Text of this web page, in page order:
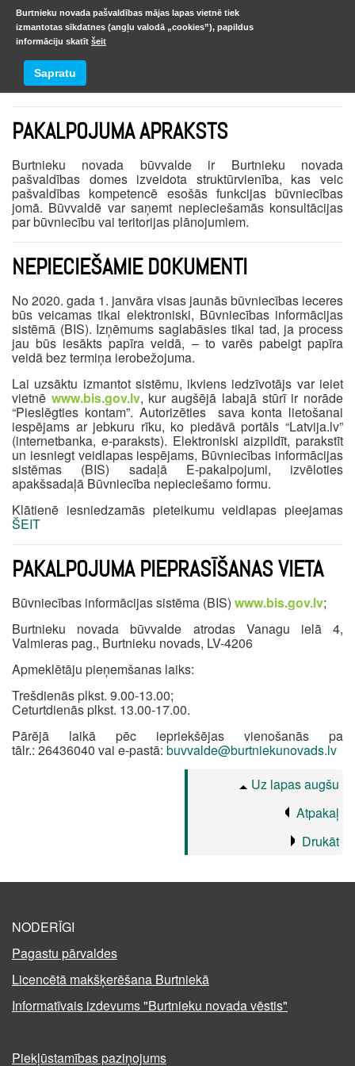
Būvniecības iesniegumu veidlapas
PAKALPOJUMA APRAKSTS
Burtnieku novada būvvalde ir Burtnieku novada
pašvaldības domes izveidota struktūrvienība, kas veic
pašvaldības kompetencē esošās funkcijas būvniecības
jomā. Būvvaldē var saņemt nepieciešamās konsultācijas
par būvniecību vai teritorijas plānojumiem.
NEPIECIEŠAMIE DOKUMENTI
No 2020. gada 1. janvāra visas jaunās būvniecības ieceres
būs veicamas tikai elektroniski, Būvniecības informācijas
sistēmā (BIS). Izņēmums saglabāsies tikai tad, ja process
jau būs iesākts papīra veidā, – to varēs pabeigt papīra
veidā bez termiņa ierobežojuma.
Lai uzsāktu izmantot sistēmu, ikviens iedzīvotājs var ieiet
vietnē www.bis.gov.lv, kur augšējā labajā stūrī ir norāde
“Pieslēgties kontam”. Autorizēties sava konta lietošanai
iespējams ar jebkuru rīku, ko piedāvā portāls “Latvija.lv”
(internetbanka, e-paraksts). Elektroniski aizpildīt, parakstīt
un iesniegt veidlapas iespējams, Būvniecības informācijas
sistēmas (BIS) sadaļā E-pakalpojumi, izvēloties
apakšsadaļā Būvniecība nepieciešamo formu.
Klātienē iesniedzamās pieteikumu veidlapas pieejamas
ŠEIT
PAKALPOJUMA PIEPRASĪŠANAS VIETA
Būvniecības informācijas sistēma (BIS) www.bis.gov.lv;
Burtnieku novada būvvalde atrodas Vanagu ielā 4,
Valmieras pag., Burtnieku novads, LV-4206
Apmeklētāju pieņemšanas laiks:
Trešdienās plkst. 9.00-13.00;
Ceturtdienās plkst. 13.00-17.00.
Pārējā laikā pēc iepriekšējas vienošanās pa
tālr.: 26436040 vai e-pastā: buvvalde@burtniekunovads.lv
Uz lapas augšu
Atpakaļ
Drukāt
NODERĪGI
Pagastu pārvaldes
Licencētā makšķerēšana Burtniekā
Informatīvais izdevums "Burtnieku novada vēstis"
Piekļūstamības paziņojums
Burtnieku novada pašvaldības mājas lapas vietnē tiek
izmantotas sīkdatnes (angļu valodā „cookies”), papildus
informāciju skatīt šeit
Sapratu